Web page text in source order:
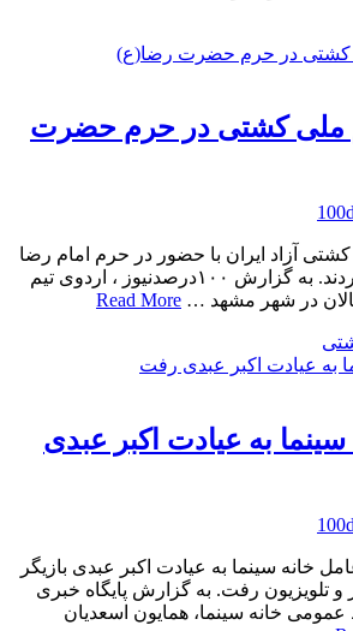
ملی کشتی در حرم حضرت
آزاد ایران با حضور در حرم امام رضا
(ع) از زائران پذیرایی کردند. به گزارش ۱۰۰درصدنیوز ، اردوی تیم
در شهر مشهد … Read More
به عیادت اکبر عبدی
خانه سینما به عیادت اکبر عبدی بازیگر
و تلویزیون رفت. به گزارش پایگاه خبری
عمومی خانه سینما، همایون اسعدیان